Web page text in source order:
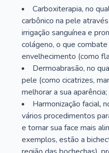
Carboxiterapia, no
carbônico na pele
irrigação sanguínea e
colágeno, o que
envelhecimento (como
Dermoabrasão, no
pele (como cicatrizes,
melhorar a sua aparência;
Harmonização facial,
vários procedimentos
e tornar sua face mais
exemplos, estão a